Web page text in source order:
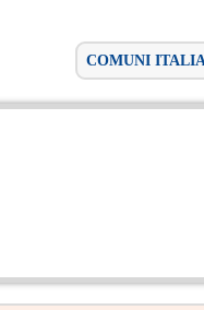
COMUNI